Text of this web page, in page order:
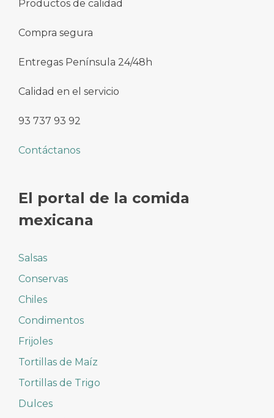
Productos de calidad
Compra segura
Entregas Península 24/48h
Calidad en el servicio
93 737 93 92
Contáctanos
El portal de la comida
mexicana
Salsas
Conservas
Chiles
Condimentos
Frijoles
Tortillas de Maíz
Tortillas de Trigo
Dulces